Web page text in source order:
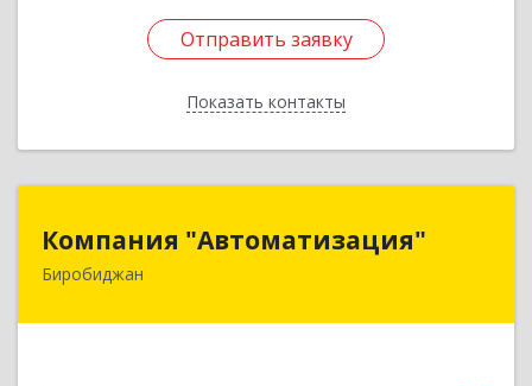
Отправить заявку
Показать контакты
Отправить заявку
Назад
Компания "Автоматизация"
Биробиджан679016, Еврейская Аобл, Биробиджан г,